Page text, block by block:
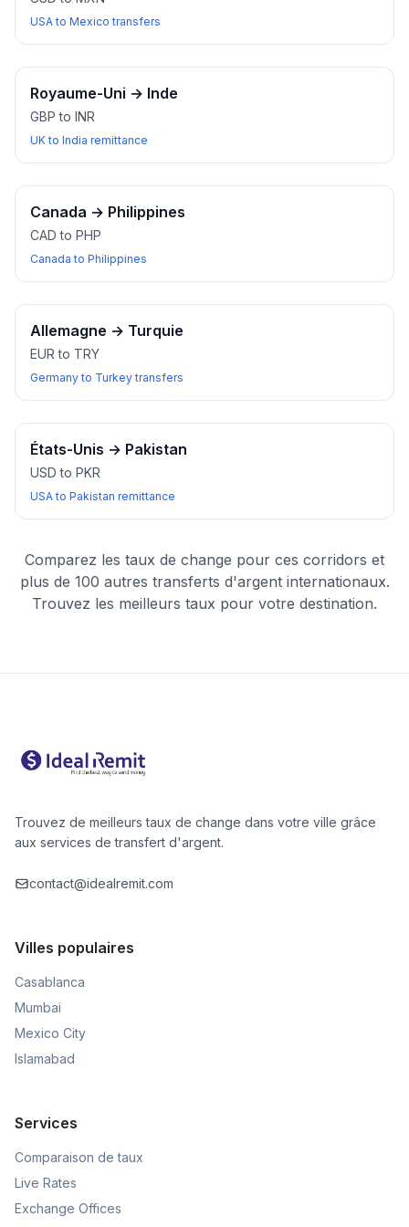
USA to Mexico transfers
Royaume-Uni → Inde
GBP to INR
UK to India remittance
Canada → Philippines
CAD to PHP
Canada to Philippines
Allemagne → Turquie
EUR to TRY
Germany to Turkey transfers
États-Unis → Pakistan
USD to PKR
USA to Pakistan remittance
Comparez les taux de change pour ces corridors et
plus de 100 autres transferts d'argent internationaux.
Trouvez les meilleurs taux pour votre destination.
Trouvez de meilleurs taux de change dans votre ville grâce
aux services de transfert d'argent.
contact@idealremit.com
Villes populaires
Casablanca
Mumbai
Mexico City
Islamabad
Services
Comparaison de taux
Live Rates
Exchange Offices